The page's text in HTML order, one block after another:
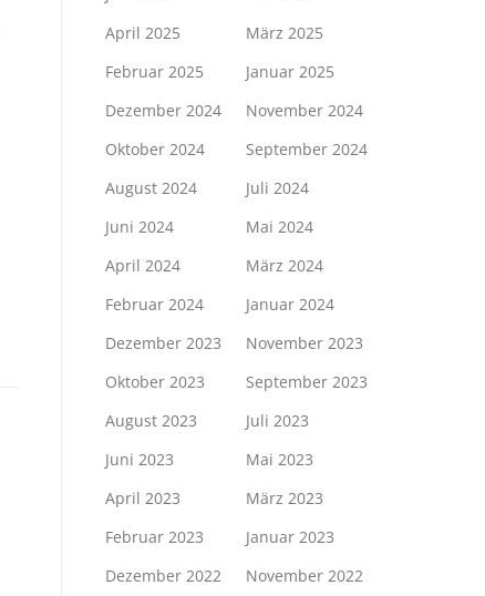
April 2025
März 2025
Februar 2025
Januar 2025
Dezember 2024
November 2024
Oktober 2024
September 2024
August 2024
Juli 2024
Juni 2024
Mai 2024
April 2024
März 2024
Februar 2024
Januar 2024
Dezember 2023
November 2023
Oktober 2023
September 2023
August 2023
Juli 2023
Juni 2023
Mai 2023
April 2023
März 2023
Februar 2023
Januar 2023
Dezember 2022
November 2022